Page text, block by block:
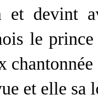
et devint
le
et elle sa